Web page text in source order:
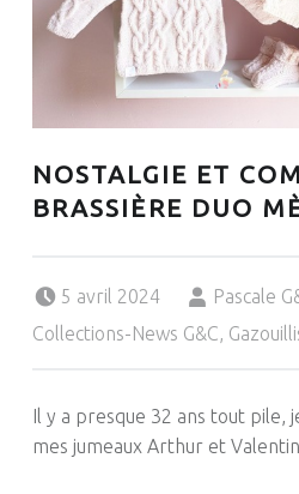
NOSTALGIE ET
BRASSIÈRE DUO
5 avril 2024
Pascale
Collections-News G&C,
Il y a presque 32 ans tout pile,
mes jumeaux Arthur et